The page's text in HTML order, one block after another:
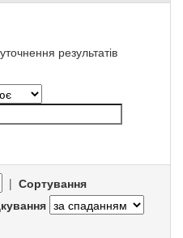
результатів
| Сортування